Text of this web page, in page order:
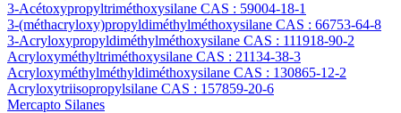
3-Acétoxypropyltriméthoxysilane CAS : 59004-18-1
3-(méthacryloxy)propyldiméthylméthoxysilane CAS : 66753-64-8
3-Acryloxypropyldiméthylméthoxysilane CAS : 111918-90-2
Acryloxyméthyltriméthoxysilane CAS : 21134-38-3
Acryloxyméthylméthyldiméthoxysilane CAS : 130865-12-2
Acryloxytriisopropylsilane CAS : 157859-20-6
Mercapto Silanes